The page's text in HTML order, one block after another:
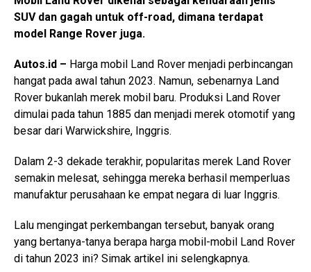
SUV dan gagah untuk off-road, dimana terdapat
model Range Rover juga.
Autos.id – Harga mobil Land Rover menjadi perbincangan
hangat pada awal tahun 2023. Namun, sebenarnya Land
Rover bukanlah merek mobil baru. Produksi Land Rover
dimulai pada tahun 1885 dan menjadi merek otomotif yang
besar dari Warwickshire, Inggris.
Dalam 2-3 dekade terakhir, popularitas merek Land Rover
semakin melesat, sehingga mereka berhasil memperluas
manufaktur perusahaan ke empat negara di luar Inggris.
Lalu mengingat perkembangan tersebut, banyak orang
yang bertanya-tanya berapa harga mobil-mobil Land Rover
di tahun 2023 ini? Simak artikel ini selengkapnya.